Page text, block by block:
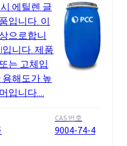
에틸렌 글
입니다. 이
으로합니
니다. 제품
는 고체입
해도가 높
입니다....
CAS 번호
9004-74-4